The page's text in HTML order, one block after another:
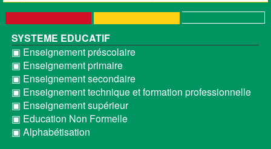
SYSTEME EDUCATIF
▣ Enseignement préscolaire
▣ Enseignement primaire
▣ Enseignement secondaire
▣ Enseignement technique et formation professionnelle
▣ Enseignement supérieur
▣ Education Non Formelle
▣ Alphabétisation